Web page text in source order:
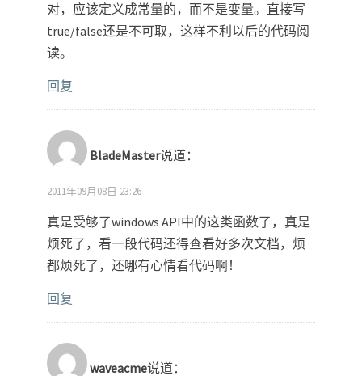
对，应该定义成常量的，而不是变量。直接写
true/false还是不可取，这样不利以后的代码阅
读。
回复
BladeMaster说道：
2011年09月08日 23:26
真是受够了windows API中的这类函数了，真是
烦死了，看一段代码还得查看好多次文档，烦
都烦死了，还哪有心情看代码啊！
回复
waveacme说道：